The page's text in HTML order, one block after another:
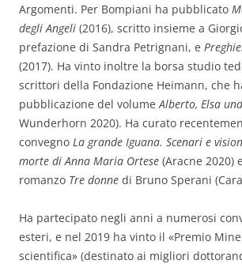
Argomenti. Per Bompiani ha pubblicato
degli Angeli (2016), scritto insieme a
prefazione di Sandra Petrignani, e
(2017). Ha vinto inoltre la borsa studio
scrittori della Fondazione Heimann, che
pubblicazione del volume Alberto, Elsa
Wunderhorn 2020). Ha curato
convegno La grande Iguana. Scenari e
morte di Anna Maria Ortese (Aracne 2020)
romanzo Tre donne di Bruno Sperani
Ha partecipato negli anni a numerosi
esteri, e nel 2019 ha vinto il «Premio
scientifica» (destinato ai migliori